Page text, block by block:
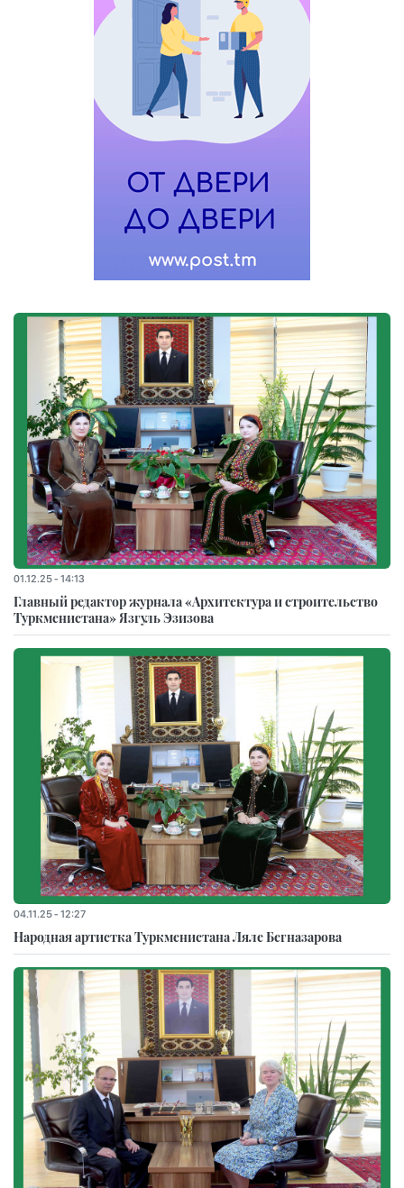
01.12.25 - 14:13
Главный редактор журнала «Архитектура и строительство
Туркменистана» Язгуль Эзизова
04.11.25 - 12:27
Народная артистка Туркменистана Ляле Бегназарова